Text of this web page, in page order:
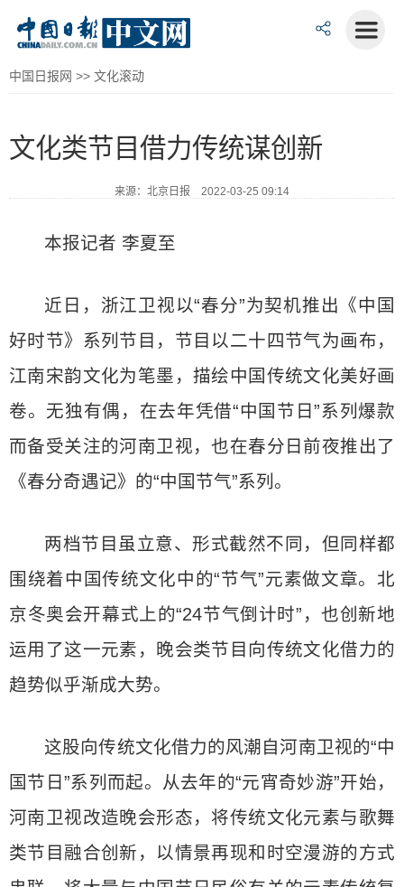
中国日报网 >> 文化滚动
文化类节目借力传统谋创新
来源：北京日报 2022-03-25 09:14
本报记者 李夏至
近日，浙江卫视以“春分”为契机推出《中国
好时节》系列节目，节目以二十四节气为画布，
江南宋韵文化为笔墨，描绘中国传统文化美好画
卷。无独有偶，在去年凭借“中国节日”系列爆款
而备受关注的河南卫视，也在春分日前夜推出了
《春分奇遇记》的“中国节气”系列。
两档节目虽立意、形式截然不同，但同样都
围绕着中国传统文化中的“节气”元素做文章。北
京冬奥会开幕式上的“24节气倒计时”，也创新地
运用了这一元素，晚会类节目向传统文化借力的
趋势似乎渐成大势。
这股向传统文化借力的风潮自河南卫视的“中
国节日”系列而起。从去年的“元宵奇妙游”开始，
河南卫视改造晚会形态，将传统文化元素与歌舞
类节目融合创新，以情景再现和时空漫游的方式